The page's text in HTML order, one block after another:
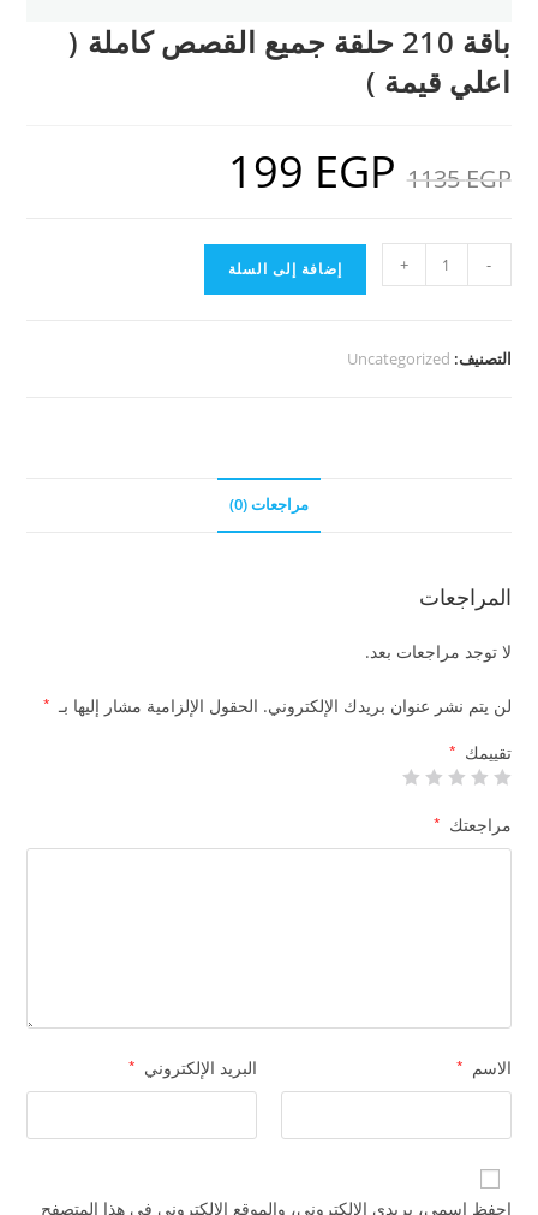
باقة 210 حلقة جميع القصص كاملة (
اعلي قيمة )
1135EGP
السعر
الأصلي
هو: 199 EGP
باقة
حلقة
-
+ إضافة إلى السلة
التصنيف: Uncategorized
مراجعات (0)
المراجعات
لا توجد مراجعات بعد.
لن يتم نشر عنوان بريدك الإلكتروني. الحقول الإلزامية مشار إليها بـ *
تقييمك *
مراجعتك *
الاسم * البريد الإلكتروني *
احفظ اسمي، بريدي الإلكتروني، والموقع الإلكتروني في هذا المتصفح